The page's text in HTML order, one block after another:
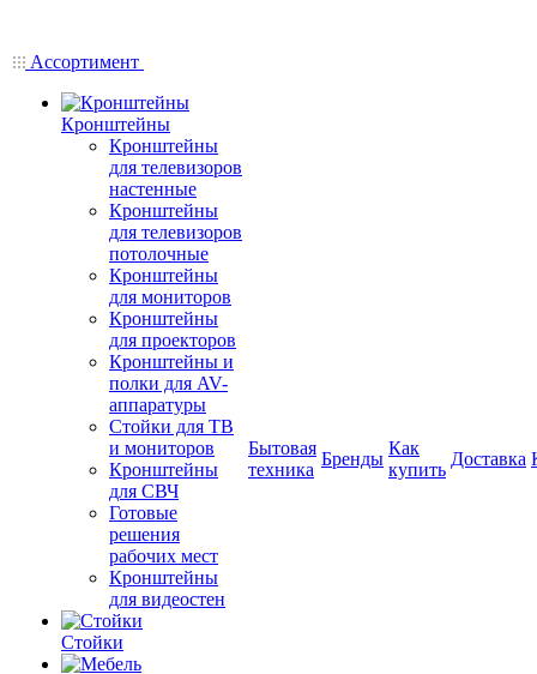
Ассортимент
Кронштейны
Кронштейны
для телевизоров
настенные
Кронштейны
для телевизоров
потолочные
Кронштейны
для мониторов
Кронштейны
для проекторов
Кронштейны и
полки для AV-
аппаратуры
Стойки для ТВ
и мониторов
Кронштейны
для СВЧ
Готовые
решения
рабочих мест
Кронштейны
для видеостен
Стойки
Бытовая
техника
Бренды
Как
купить
Доставка